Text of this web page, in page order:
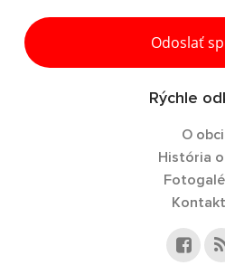
Odoslať
Rýchle
O obci
História